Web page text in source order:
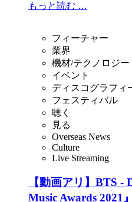
もっと読む …
フィーチャー
業界
機材/テクノロジー
イベント
ディスコグラフィ
フェスティバル
聴く
見る
Overseas News
Culture
Live Streaming
【動画アリ】BTS
Music Awards 2021